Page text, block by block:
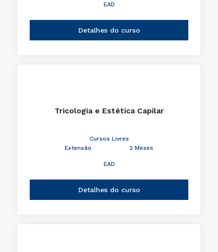
EAD
Detalhes do curso
Tricologia e Estética Capilar
Cursos Livres
Extensão
2 Meses
EAD
Detalhes do curso